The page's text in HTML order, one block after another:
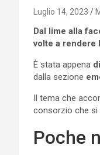
Luglio 14, 2023
Dal lime alla
volte a rendere
È stata appena
dalla sezione
Il tema che
consorzio che si
Poche